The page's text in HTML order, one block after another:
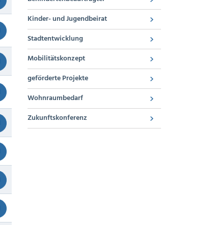
Kinder- und Jugendbeirat
Stadtentwicklung
Mobilitätskonzept
geförderte Projekte
Wohnraumbedarf
Zukunftskonferenz